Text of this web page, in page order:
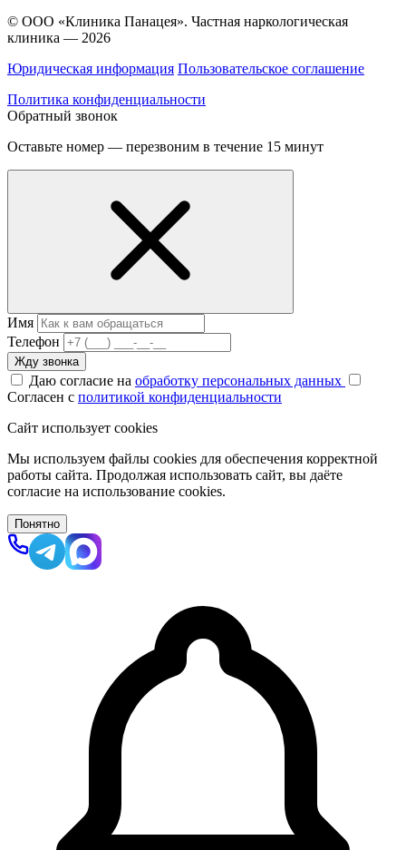
© ООО «Клиника Панацея». Частная наркологическая
клиника — 2026
Юридическая информация Пользовательское соглашение
Политика конфиденциальности
Обратный звонок
Оставьте номер — перезвоним в течение 15 минут
Имя
Телефон
Жду звонка
Даю согласие на обработку персональных данных
Согласен с политикой конфиденциальности
Сайт использует cookies
Мы используем файлы cookies для обеспечения корректной
работы сайта. Продолжая использовать сайт, вы даёте
согласие на использование cookies.
Понятно